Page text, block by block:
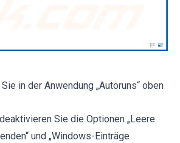
in der Anwendung „Autoruns“ oben
Sie die Optionen „Leere
und „Windows-Einträge